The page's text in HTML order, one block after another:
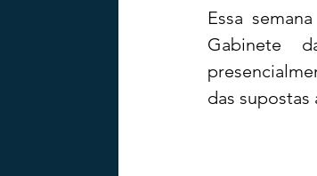
Essa
Gabinete
das